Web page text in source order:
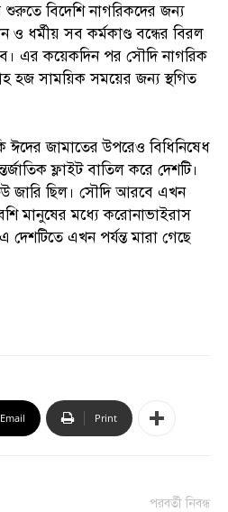
শুরুতে বিদেশি নাগরিকদের জন্য
ও ধর্মীয় সব কর্মকাণ্ড বন্ধের বিরল
এর কয়েকদিন পর সৌদি নাগরিক
হজ সাময়িক সময়ের জন্য স্থগিত
জামাতের উপরেও বিধিনিষেধ
ফ্লাইট বাতিল করে দেশটি।
জারি ছিল। সৌদি আরবে এখন
মানুষের মধ্যে করোনাভাইরাস
এখন পর্যন্ত মারা গেছে
Email Print
পরবর্তী নিবন্ধ